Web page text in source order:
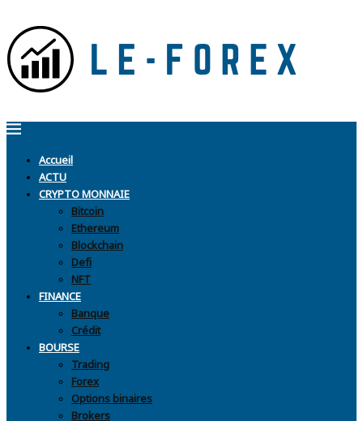
Accueil
ACTU
CRYPTO MONNAIE
Bitcoin
Ethereum
Blockchain
Defi
NFT
FINANCE
Banque
Crédit
BOURSE
Trading
Forex
Options binaires
Brokers